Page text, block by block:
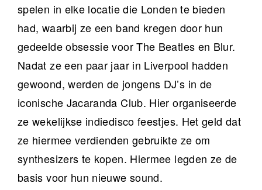
spelen in elke locatie die Londen te bieden
had, waarbij ze een band kregen door hun
gedeelde obsessie voor The Beatles en Blur.
Nadat ze een paar jaar in Liverpool hadden
gewoond, werden de jongens DJ’s in de
iconische Jacaranda Club. Hier organiseerde
ze wekelijkse indiedisco feestjes. Het geld dat
ze hiermee verdienden gebruikte ze om
synthesizers te kopen. Hiermee legden ze de
basis voor hun nieuwe sound.